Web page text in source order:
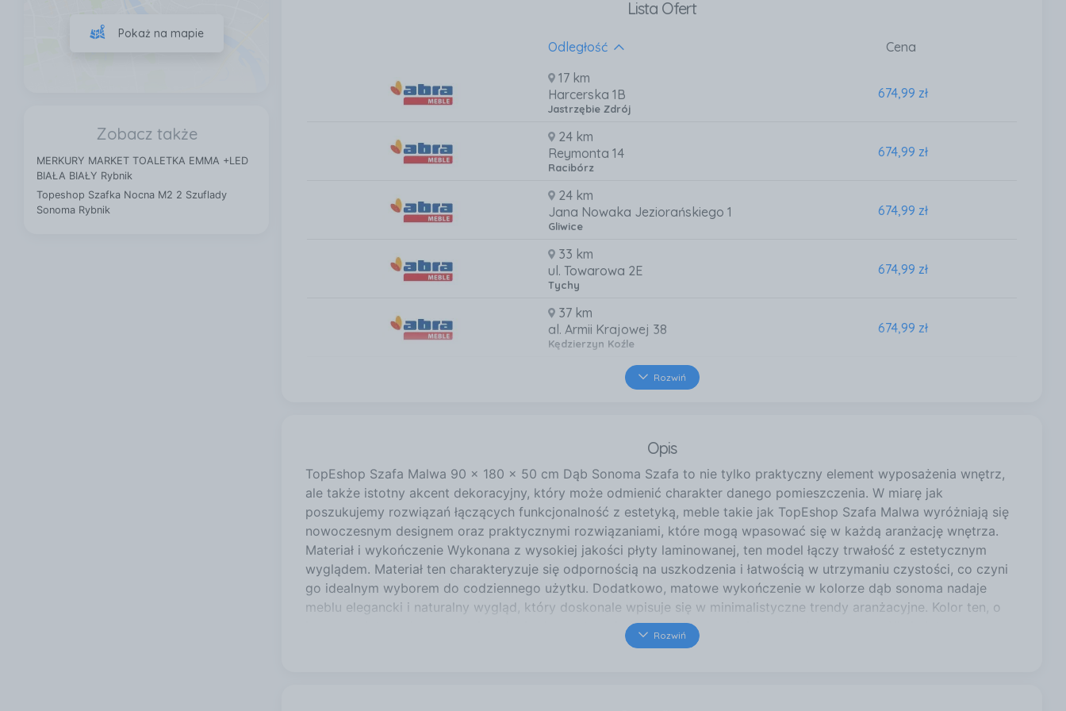
Lista Ofert
Odległość
Cena
17 km
Harcerska 1B
Jastrzębie Zdrój
674,99 zł
24 km
Reymonta 14
Racibórz
674,99 zł
24 km
Jana Nowaka Jeziorańskiego 1
Gliwice
674,99 zł
33 km
ul. Towarowa 2E
Tychy
674,99 zł
37 km
al. Armii Krajowej 38
Kędzierzyn Koźle
674,99 zł
Strzelców Bytomskich 96
45 km
ul. Warszawska 183
Bielsko Biała
674,99 zł
47 km
Kolbego 10
Oświęcim
674,99 zł
Rozwiń
Opis
TopEshop Szafa Malwa 90 x 180 x 50 cm Dąb Sonoma Szafa to nie tylko praktyczny element wyposażenia wnętrz,
ale także istotny akcent dekoracyjny, który może odmienić charakter danego pomieszczenia. W miarę jak
poszukujemy rozwiązań łączących funkcjonalność z estetyką, meble takie jak TopEshop Szafa Malwa wyróżniają się
nowoczesnym designem oraz praktycznymi rozwiązaniami, które mogą wpasować się w każdą aranżację wnętrza.
Materiał i wykończenie Wykonana z wysokiej jakości płyty laminowanej, ten model łączy trwałość z estetycznym
wyglądem. Materiał ten charakteryzuje się odpornością na uszkodzenia i łatwością w utrzymaniu czystości, co czyni
go idealnym wyborem do codziennego użytku. Dodatkowo, matowe wykończenie w kolorze dąb sonoma nadaje
meblu elegancki i naturalny wygląd, który doskonale wpisuje się w minimalistyczne trendy aranżacyjne. Kolor ten, o
brązowych tonach, wprowadza ciepło do wnętrza, jednocześnie pozostając neutralnym, co umożliwia łatwą
harmonizację z innymi elementami wyposażenia. Wymiary i waga Model Malwa cechuje się wymiarami 90 cm
Rozwiń
Pokaż na mapie
Zobacz także
MERKURY MARKET TOALETKA EMMA +LED
BIAŁA BIAŁY Rybnik
Topeshop Szafka Nocna M2 2 Szuflady
Sonoma Rybnik